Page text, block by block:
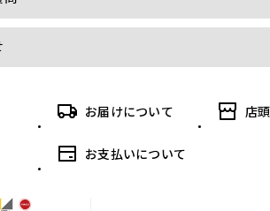
お届けについて 店
お支払いについて